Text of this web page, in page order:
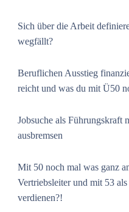
Sich über die Arbeit
wegfällt?
Beruflichen Ausstieg
reicht und was du mit Ü50
Jobsuche als Führungskraft
ausbremsen
Mit 50 noch mal was ganz
Vertriebsleiter und mit 53
verdienen?!